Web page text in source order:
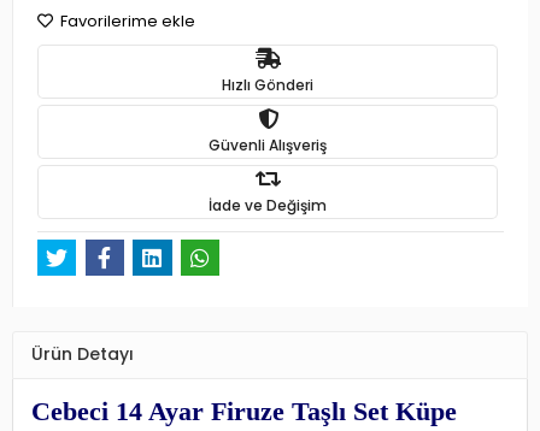
Favorilerime ekle
Hızlı Gönderi
Güvenli Alışveriş
İade ve Değişim
Ürün Detayı
Cebeci 14 Ayar Firuze Taşlı Set Küpe